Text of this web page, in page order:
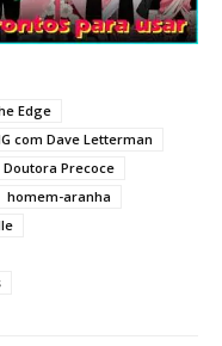
Edge
com Dave Letterman
Precoce
homem-aranha